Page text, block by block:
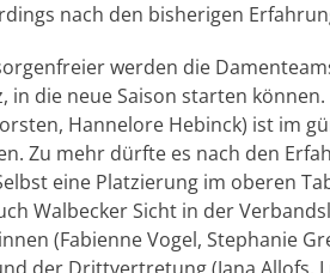
nach den bisherigen
werden die
in die neue Saison starten
Hannelore Hebinck) ist im
Zu mehr dürfte es nach den
eine Platzierung im oberen
Walbecker Sicht in der
(Fabienne Vogel, Stephanie